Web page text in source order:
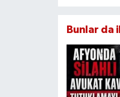
Bunlar da